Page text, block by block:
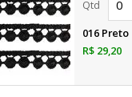
016 Preto
R$ 29,20